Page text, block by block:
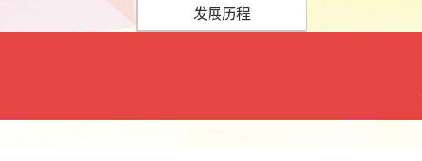
发展历程